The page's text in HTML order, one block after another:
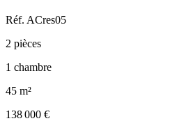
Réf. ACres05
2 pièces
1 chambre
45 m²
138 000 €